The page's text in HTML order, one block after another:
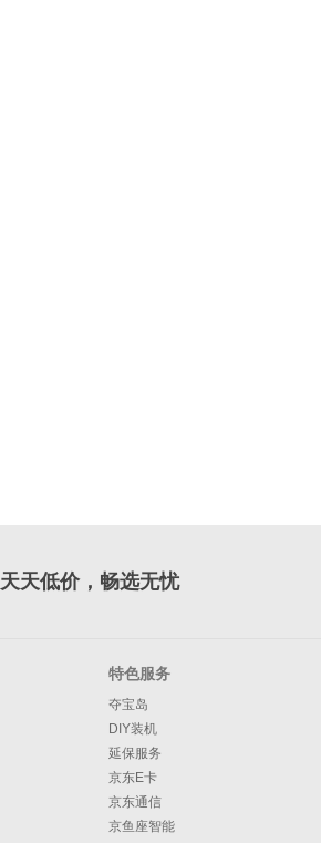
天天低价，畅选无忧
特色服务
夺宝岛
DIY装机
延保服务
京东E卡
京东通信
京鱼座智能